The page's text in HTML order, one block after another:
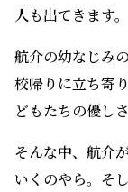
人も出てきます。
航介の幼なじみ
校帰りに立ち寄
どもたちの優し
そんな中、航介
いくのやら。そ